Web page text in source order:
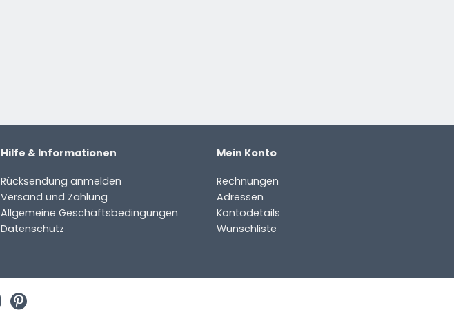
Hilfe & Informationen
Rücksendung anmelden
Versand und Zahlung
Allgemeine Geschäftsbedingungen
Datenschutz
Mein Konto
Rechnungen
Adressen
Kontodetails
Wunschliste